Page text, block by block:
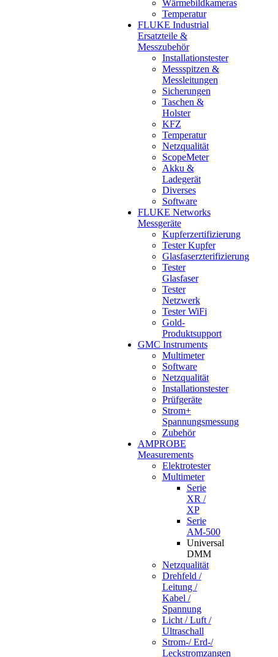
Wärmebildkameras
Temperatur
FLUKE Industrial
Ersatzteile &
Messzubehör
Installationstester
Messspitzen &
Messleitungen
Sicherungen
Taschen &
Holster
KFZ
Temperatur
Netzqualität
ScopeMeter
Akku &
Ladegerät
Diverses
Software
FLUKE Networks
Messgeräte
Kupferzertifizierung
Tester Kupfer
Glasfaserzterifizierung
Tester
Glasfaser
Tester
Netzwerk
Tester WiFi
Gold-
Produktsupport
GMC Instruments
Multimeter
Software
Netzqualität
Installationstester
Prüfgeräte
Strom+
Spannungsmessung
Zubehör
AMPROBE
Measurements
Elektrotester
Multimeter
Serie
XR /
XP
Serie
AM-500
Universal
DMM
Netzqualität
Drehfeld /
Leitung /
Kabel /
Spannung
Licht / Luft /
Ultraschall
Strom-/ Erd-/
Leckstromzangen